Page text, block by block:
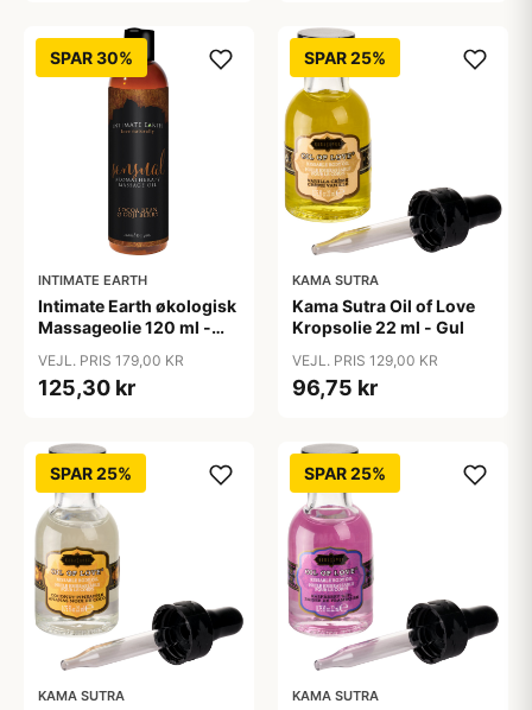
SPAR 30%
INTIMATE EARTH
Intimate Earth økologisk
Massageolie 120 ml -
VEJL. PRIS 179,00 KR
125,30 kr
SPAR 25%
KAMA SUTRA
Kama Sutra Oil of Love
Kropsolie 22 ml - Gul
VEJL. PRIS 129,00 KR
96,75 kr
SPAR 25%
KAMA SUTRA
SPAR 25%
KAMA SUTRA